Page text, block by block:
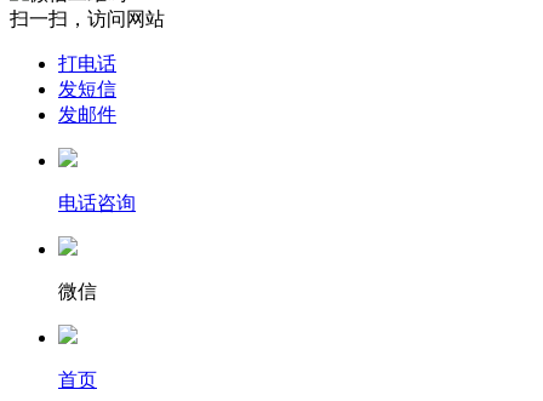
扫一扫，访问网站
打电话
发短信
发邮件
电话咨询
微信
首页